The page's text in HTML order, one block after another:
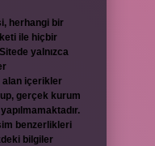
herhangi bir
ile hiçbir
yalnızca
alan içerikler
gerçek kurum
benzerlikleri
bilgiler